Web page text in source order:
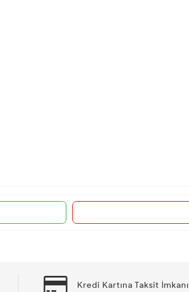
Kredi Kartına Taksit İmkanı